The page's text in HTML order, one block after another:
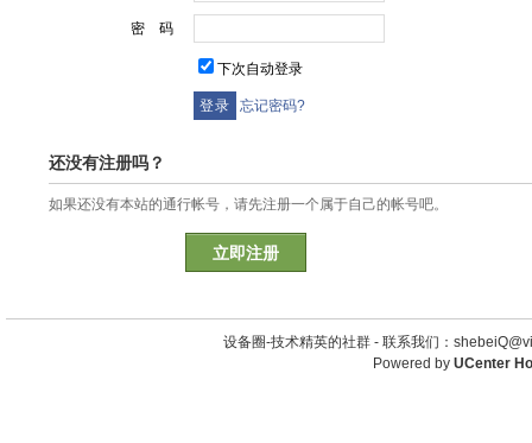
密 码
下次自动登录
忘记密码?
还没有注册吗？
如果还没有本站的通行帐号，请先注册一个属于自己的帐号吧。
立即注册
设备圈-技术精英的社群 - 联系我们：
Powered by UCenter